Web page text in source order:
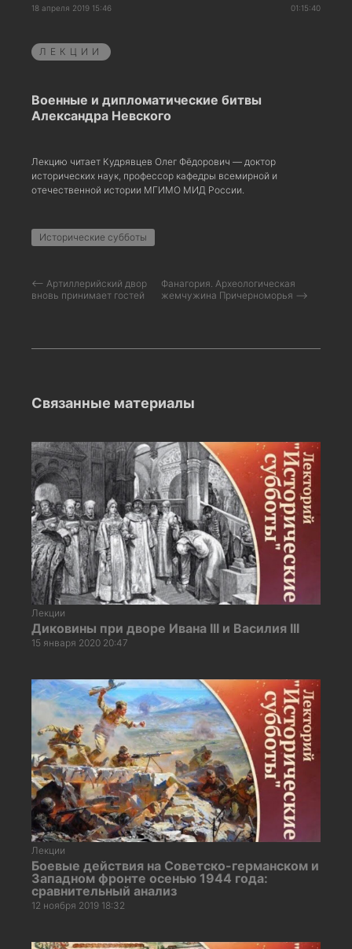
18 апреля 2019 15:46 01:15:40
ЛЕКЦИИ
Военные и дипломатические битвы
Александра Невского
Лекцию читает Кудрявцев Олег Фёдорович — доктор
исторических наук, профессор кафедры всемирной и
отечественной истории МГИМО МИД России.
Исторические субботы
⟵ Артиллерийский двор
вновь принимает гостей
Фанагория. Археологическая
жемчужина Причерноморья ⟶
Связанные материалы
Лекции
Диковины при дворе Ивана III и Василия III
15 января 2020 20:47
Лекции
Боевые действия на Советско-германском и
Западном фронте осенью 1944 года:
сравнительный анализ
12 ноября 2019 18:32